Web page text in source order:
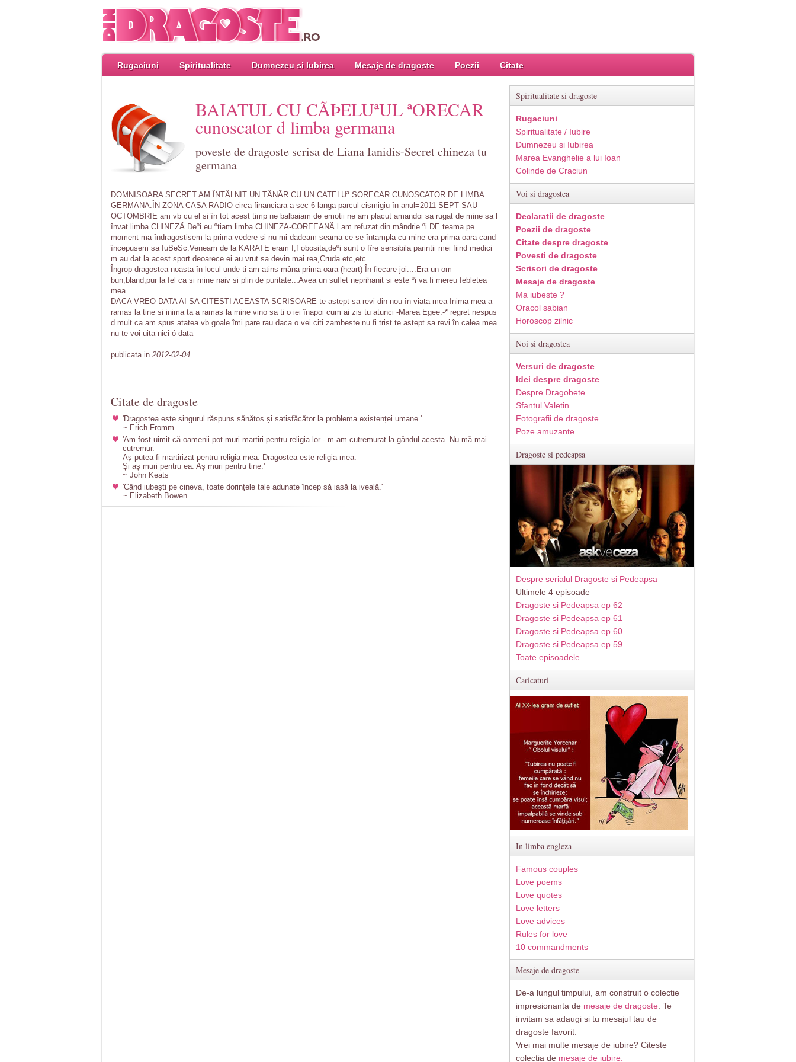
Rugaciuni Spiritualitate Dumnezeu si Iubirea Mesaje de dragoste Poezii Citate
BAIATUL CU CÃÞELUªUL ªORECAR
cunoscator d limba germana
poveste de dragoste scrisa de Liana Ianidis-Secret chineza tu
germana
DOMNISOARA SECRET.AM ÎNTÂLNIT UN TÂNÃR CU UN CATELUª SORECAR CUNOSCATOR DE LIMBA
GERMANA.ÎN ZONA CASA RADIO-circa financiara a sec 6 langa parcul cismigiu în anul=2011 SEPT SAU
OCTOMBRIE am vb cu el si în tot acest timp ne balbaiam de emotii ne am placut amandoi sa rugat de mine sa l
învat limba CHINEZÃ Deºi eu ºtiam limba CHINEZA-COREEANÃ l am refuzat din mândrie ºi DE teama pe
moment ma îndragostisem la prima vedere si nu mi dadeam seama ce se întampla cu mine era prima oara cand
începusem sa IuBeSc.Veneam de la KARATE eram f,f obosita,deºi sunt o fîre sensibila parintii mei fiind medici
m au dat la acest sport deoarece ei au vrut sa devin mai rea,Cruda etc,etc
Îngrop dragostea noasta în locul unde ti am atins mâna prima oara (heart) În fiecare joi....Era un om
bun,bland,pur la fel ca si mine naiv si plin de puritate...Avea un suflet neprihanit si este ºi va fi mereu febletea
mea.
DACA VREO DATA AI SA CITESTI ACEASTA SCRISOARE te astept sa revi din nou în viata mea Inima mea a
ramas la tine si inima ta a ramas la mine vino sa ti o iei înapoi cum ai zis tu atunci -Marea Egee:-* regret nespus
d mult ca am spus atatea vb goale îmi pare rau daca o vei citi zambeste nu fi trist te astept sa revi în calea mea
nu te voi uita nici ó data
publicata in 2012-02-04
Citate de dragoste
'Dragostea este singurul răspuns sănătos și satisfăcător la problema existenței umane.'
~ Erich Fromm
'Am fost uimit că oamenii pot muri martiri pentru religia lor - m-am cutremurat la gândul acesta. Nu mă mai
cutremur.
Aș putea fi martirizat pentru religia mea. Dragostea este religia mea.
Și aș muri pentru ea. Aș muri pentru tine.'
~ John Keats
'Când iubești pe cineva, toate dorințele tale adunate încep să iasă la iveală.'
~ Elizabeth Bowen
Spiritualitate si dragoste
Rugaciuni
Spiritualitate / Iubire
Dumnezeu si Iubirea
Marea Evanghelie a lui Ioan
Colinde de Craciun
Voi si dragostea
Declaratii de dragoste
Poezii de dragoste
Citate despre dragoste
Povesti de dragoste
Scrisori de dragoste
Mesaje de dragoste
Ma iubeste ?
Oracol sabian
Horoscop zilnic
Noi si dragostea
Versuri de dragoste
Idei despre dragoste
Despre Dragobete
Sfantul Valetin
Fotografii de dragoste
Poze amuzante
Dragoste si pedeapsa
Despre serialul Dragoste si Pedeapsa
Ultimele 4 episoade
Dragoste si Pedeapsa ep 62
Dragoste si Pedeapsa ep 61
Dragoste si Pedeapsa ep 60
Dragoste si Pedeapsa ep 59
Toate episoadele...
Caricaturi
In limba engleza
Famous couples
Love poems
Love quotes
Love letters
Love advices
Rules for love
10 commandments
Mesaje de dragoste
De-a lungul timpului, am construit o colectie
impresionanta de mesaje de dragoste . Te
invitam sa adaugi si tu mesajul tau de
dragoste favorit.
Vrei mai multe mesaje de iubire? Citeste
colectia de mesaje de iubire.